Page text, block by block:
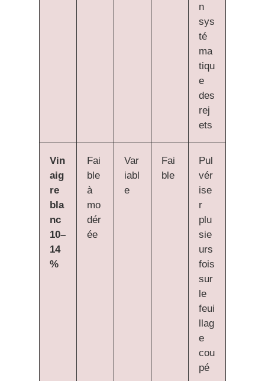
n
sys
té
ma
tiqu
e
des
rej
ets
Vin
aig
re
bla
nc
10–
14
%
Fai
ble
à
mo
dér
ée
Var
iabl
e
Fai
ble
Pul
vér
ise
r
plu
sie
urs
fois
sur
le
feui
llag
e
cou
pé